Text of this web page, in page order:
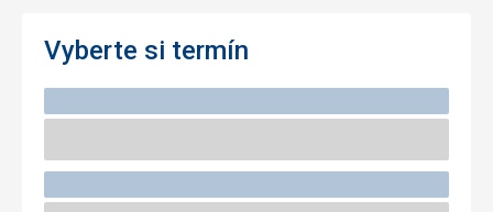
Vyberte si termín